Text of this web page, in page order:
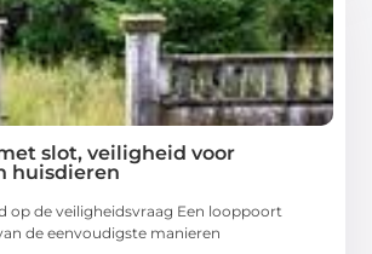
slot, veiligheid voor
huisdieren
op de veiligheidsvraag Een looppoort
de eenvoudigste manieren